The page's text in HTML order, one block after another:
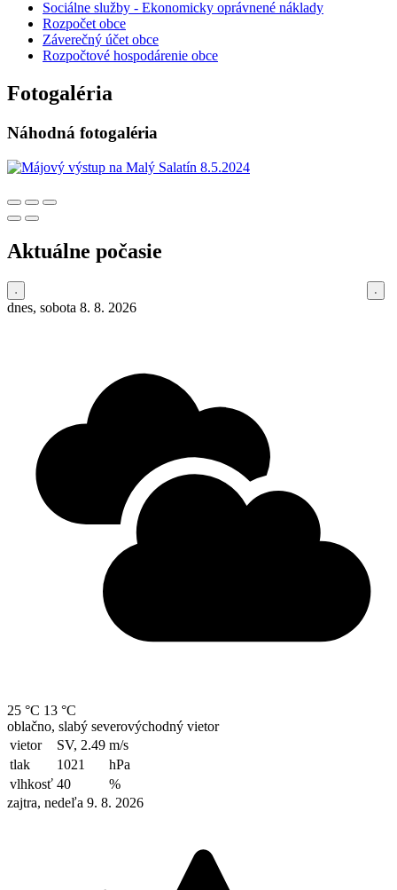
Sociálne služby - Ekonomicky oprávnené náklady
Rozpočet obce
Záverečný účet obce
Rozpočtové hospodárenie obce
Fotogaléria
Náhodná fotogaléria
Aktuálne počasie
dnes, sobota 8. 8. 2026
25 °C 13 °C
oblačno, slabý severovýchodný vietor
vietor
SV, 2.49 m/s
tlak
1021
hPa
vlhkosť 40
%
zajtra, nedeľa 9. 8. 2026